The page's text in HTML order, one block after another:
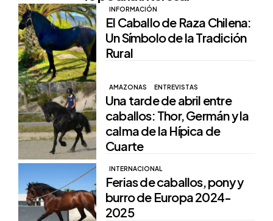
INFORMACIÓN
El Caballo de Raza Chilena:
Un Símbolo de la Tradición
Rural
AMAZONAS ENTREVISTAS
Una tarde de abril entre
caballos: Thor, Germán y la
calma de la Hípica de
Cuarte
INTERNACIONAL
Ferias de caballos, pony y
burro de Europa 2024-
2025